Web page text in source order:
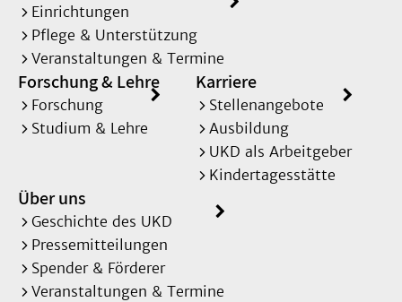
Einrichtungen
Pflege & Unterstützung
Veranstaltungen & Termine
Forschung & Lehre
Forschung
Studium & Lehre
Karriere
Stellenangebote
Ausbildung
UKD als Arbeitgeber
Kindertagesstätte
Über uns
Geschichte des UKD
Pressemitteilungen
Spender & Förderer
Veranstaltungen & Termine